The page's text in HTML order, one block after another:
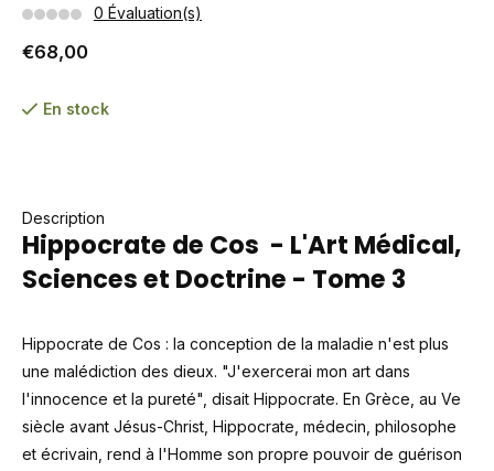
0 Évaluation(s)
€68,00
En stock
Description
Hippocrate de Cos - L'Art Médical,
Sciences et Doctrine - Tome 3
Hippocrate de Cos : la conception de la maladie n'est plus
une malédiction des dieux. "J'exercerai mon art dans
l'innocence et la pureté", disait Hippocrate. En Grèce, au Ve
siècle avant Jésus-Christ, Hippocrate, médecin, philosophe
et écrivain, rend à l'Homme son propre pouvoir de guérison